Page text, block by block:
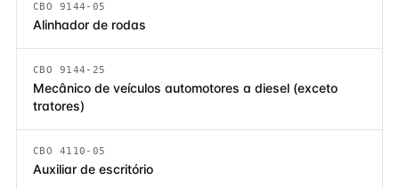
CBO 9144-05
Alinhador de rodas
CBO 9144-25
Mecânico de veículos automotores a diesel (exceto
tratores)
CBO 4110-05
Auxiliar de escritório